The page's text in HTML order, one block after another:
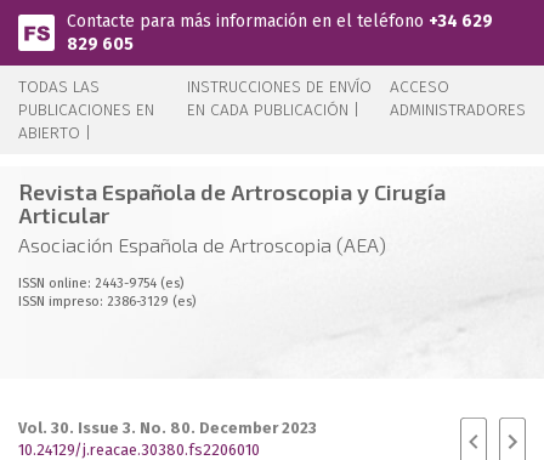
Pasar al contenido principal
Contacte para más información en el teléfono +34 629
829 605
TODAS LAS
PUBLICACIONES EN
ABIERTO |
INSTRUCCIONES DE ENVÍO
EN CADA PUBLICACIÓN |
ACCESO
ADMINISTRADORES
Revista Española de Artroscopia y Cirugía
Articular
Asociación Española de Artroscopia (AEA)
ISSN online: 2443-9754 (es)
ISSN impreso: 2386-3129 (es)
Vol. 30. Issue 3. No. 80. December 2023
10.24129/j.reacae.30380.fs2206010